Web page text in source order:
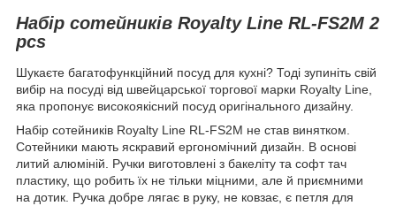
Набір сотейників Royalty Line RL-FS2M 2
pcs
Шукаєте багатофункційний посуд для кухні? Тоді зупиніть свій
вибір на посуді від швейцарської торгової марки Royalty Line,
яка пропонує високоякісний посуд оригінального дизайну.
Набір сотейників Royalty Line RL-FS2M не став винятком.
Сотейники мають яскравий ергономічний дизайн. В основі
литий алюміній. Ручки виготовлені з бакеліту та софт тач
пластику, що робить їх не тільки міцними, але й приємними
на дотик. Ручка добре лягає в руку, не ковзає, є петля для